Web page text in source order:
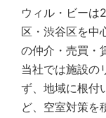
ウィル・ビーは
区・渋谷区を中
の仲介・売買・
当社では施設の
ず、地域に根付
ど、空室対策を